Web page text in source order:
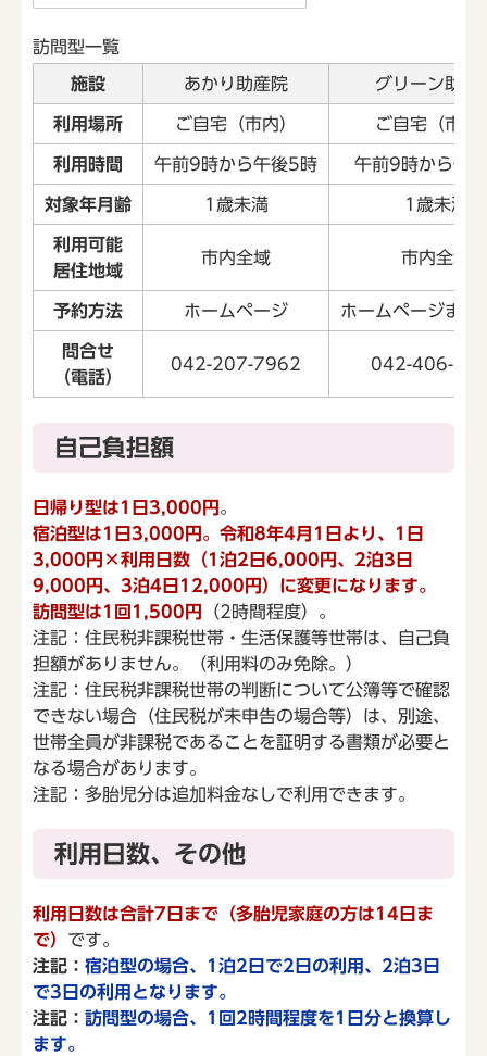
訪問型一覧
施設 あかり助産院 グリーン助産
利用場所 ご自宅（市内） ご自宅（市内
利用時間 午前9時から午後5時 午前9時から午
対象年月齢 1歳未満 1歳未満
利用可能
居住地域
市内全域 市内全域
予約方法 ホームページ ホームページまた
問合せ
（電話）
042-207-7962 042-406-
自己負担額
日帰り型は1日3,000円 。
宿泊型は1日3,000円。令和8年4月1日より、
1日
3,000円×利用日数 （1泊2日6,000円、2泊3日
9,000円、3泊4日12,000円）に変更になります。
訪問型は1回1,500円
（2時間程度）。
注記：住民税非課税世帯・生活保護等世帯は、自己負
担額がありません。（利用料のみ免除。）
注記：住民税非課税世帯の判断について公簿等で確認
できない場合（住民税が未申告の場合等）は、別途、
世帯全員が非課税であることを証明する書類が必要と
なる場合があります。
注記：多胎児分は追加料金なしで利用できます。
利用日数、その他
利用日数は合計7日まで（多胎児家庭の方は14日ま
で） です。
注記： 宿泊型の場合、1泊2日で2日の利用、2泊3日
で3日の利用となります。
注記： 訪問型の場合、1回2時間程度を1日分と換算し
ます。